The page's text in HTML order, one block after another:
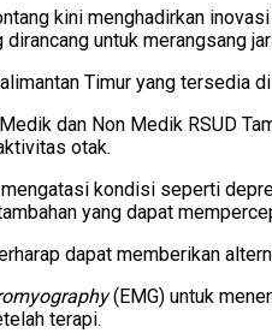
kini menghadirkan
untuk merangsang
Timur yang tersedia
dan Non Medik RSUD
otak.
kondisi seperti
yang dapat
dapat memberikan
(EMG) untuk
terapi.